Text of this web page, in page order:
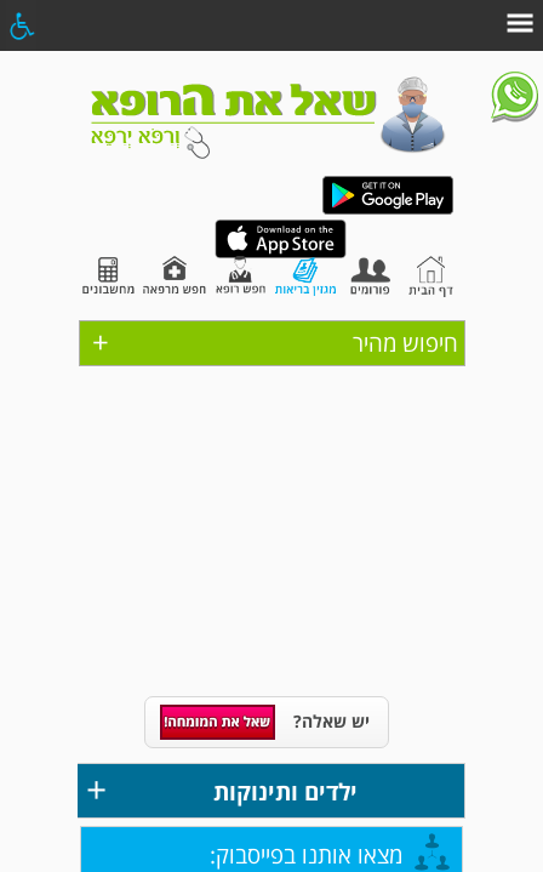
+ חיפוש מהיר
יש שאלה?
ילדים ותינוקות +
מצאו אותנו בפייסבוק: